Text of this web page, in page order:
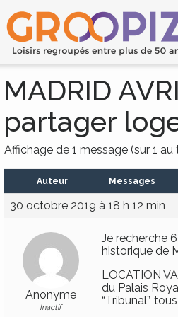
MADRID
partager
Affichage de 1 message (sur 1 au
Auteur Messages
30 octobre 2019 à 18 h 12 min
Anonyme
Inactif
Je recherche
historique de
LOCATION
du Palais
“Tribunal”,